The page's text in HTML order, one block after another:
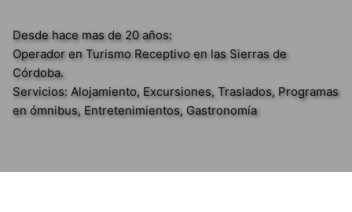
Desde hace mas de 20 años:
Operador en Turismo Receptivo en las Sierras de
Córdoba.
Servicios: Alojamiento, Excursiones, Traslados, Programas
en ómnibus, Entretenimientos, Gastronomía